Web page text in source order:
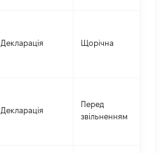
Декларація Щорічна
Декларація
Перед
звільненням